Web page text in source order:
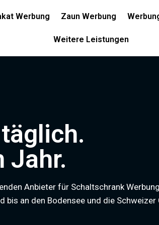
Werbung Zaun Werbung
Weitere Leistungen
Jahr.
Anbieter für Schaltschrank
bis an den Bodensee und die Schweizer